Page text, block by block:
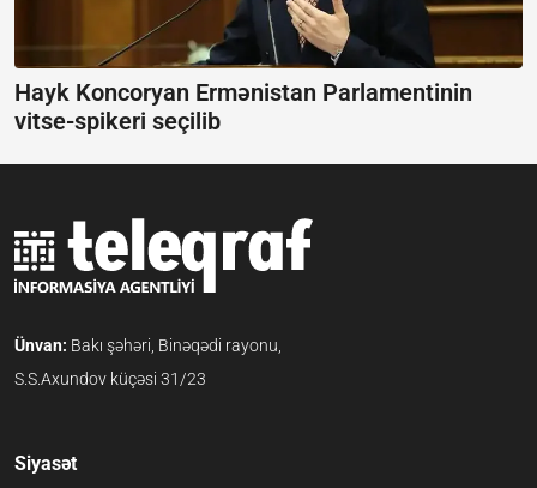
Hayk Koncoryan Ermənistan Parlamentinin
vitse-spikeri seçilib
Ünvan: Bakı şəhəri, Binəqədi rayonu,
S.S.Axundov küçəsi 31/23
Siyasət